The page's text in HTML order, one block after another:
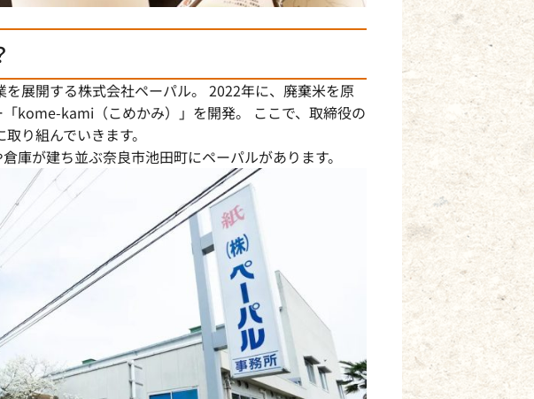
展開する株式会社ペーパル。 2022年に、廃棄米を原
kome-kami（こめかみ）」を開発。 ここで、取締役の
り組んでいきます。
庫が建ち並ぶ奈良市池田町にペーパルがあります。